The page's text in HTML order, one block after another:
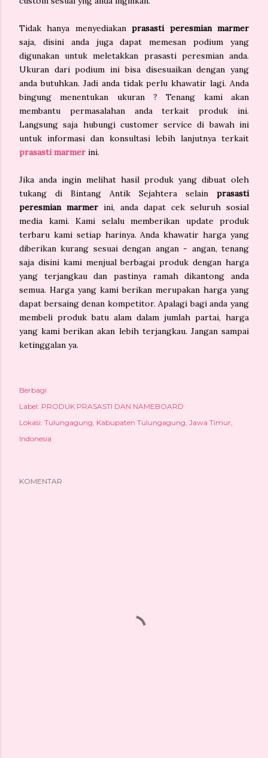
Tidak hanya menyediakanprasasti peresmian marmer
saja, disini anda juga dapat memesan podium yang
digunakan untuk meletakkan prasasti peresmian anda.
Ukuran dari podium ini bisa disesuaikan dengan yang
anda butuhkan. Jadi anda tidak perlu khawatir lagi. Anda
bingung menentukan ukuran ? Tenang kami akan
membantu permasalahan anda terkait produk ini.
Langsung saja hubungi customer service di bawah ini
untuk informasi dan konsultasi lebih lanjutnya terkait
prasasti marmer ini.
Jika anda ingin melihat hasil produk yang dibuat oleh
tukang di Bintang Antik Sejahtera selain prasasti
peresmian marmer ini, anda dapat cek seluruh sosial
media kami. Kami selalu memberikan update produk
terbaru kami setiap harinya. Anda khawatir harga yang
diberikan kurang sesuai dengan angan - angan, tenang
saja disini kami menjual berbagai produk dengan harga
yang terjangkau dan pastinya ramah dikantong anda
semua. Harga yang kami berikan merupakan harga yang
dapat bersaing denan kompetitor. Apalagi bagi anda yang
membeli produk batu alam dalam jumlah partai, harga
yang kami berikan akan lebih terjangkau. Jangan sampai
ketinggalan ya.
Berbagi
Label: PRODUK PRASASTI DAN NAMEBOARD
Lokasi: Tulungagung, Kabupaten Tulungagung, Jawa Timur,
Indonesia
KOMENTAR